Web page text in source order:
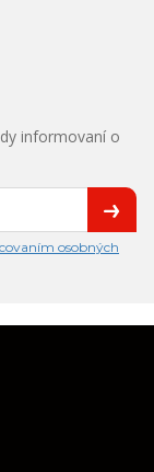
informovaní o
osobných